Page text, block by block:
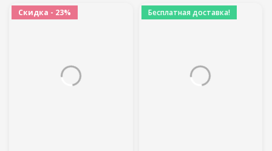
Кронштейн для Телефона
Планшета 4-11 Дюймов
Скидка - 23% Бесплатная доставка!